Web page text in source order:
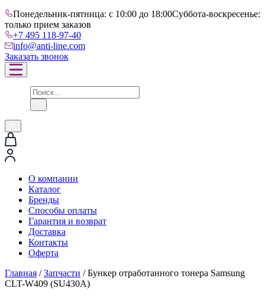
Понедельник-пятница: с 10:00 до 18:00Суббота-воскресенье:
только прием заказов
+7 495 118-97-40
info@anti-line.com
Заказать звонок
О компании
Каталог
Бренды
Способы оплаты
Гарантия и возврат
Доставка
Контакты
Оферта
Главная /Запчасти / Бункер отработанного тонера Samsung
CLT-W409 (SU430A)